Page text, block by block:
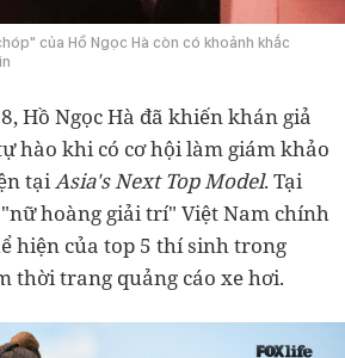
của Hồ Ngọc Hà còn có khoảnh khắc
Hồ Ngọc Hà đã khiến khán giả
hào khi có cơ hội làm giám khảo
tạiAsia's Next Top Model. Tại
hoàng giải trí" Việt Nam chính
hiện của top 5 thí sinh trong
thời trang quảng cáo xe hơi.